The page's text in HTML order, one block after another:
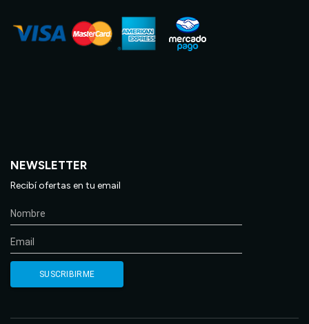
NEWSLETTER
Recibí ofertas en tu email